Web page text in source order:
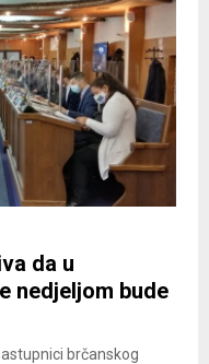
da u
nedjeljom bude
brčanskog